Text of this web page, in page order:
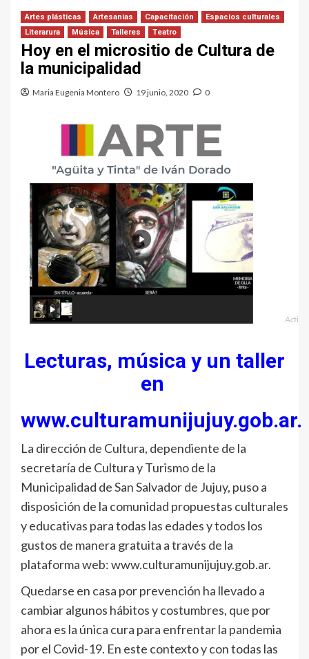
Artes plásticas Artesanias Capacitación
Espacios culturales
Literarura
Música Talleres Teatro
Hoy en el micrositio de Cultura de
la municipalidad
Maria Eugenia Montero 19 junio, 2020 0
Lecturas, música y un taller
en
www.culturamunijujuy.gob.ar.
La dirección de Cultura, dependiente de la
secretaría de Cultura y Turismo de la
Municipalidad de San Salvador de Jujuy, puso a
disposición de la comunidad propuestas culturales
y educativas para todas las edades y todos los
gustos de manera gratuita a través de la
plataforma web: www.culturamunijujuy.gob.ar.
Quedarse en casa por prevención ha llevado a
cambiar algunos hábitos y costumbres, que por
ahora es la única cura para enfrentar la pandemia
por el Covid-19. En este contexto y con todas las